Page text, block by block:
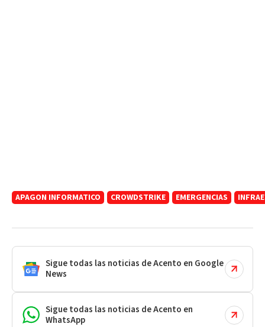
APAGON INFORMATICO CROWDSTRIKE EMERGENCIAS
Sigue todas las noticias de Acento en Google
News
Sigue todas las noticias de Acento en
WhatsApp